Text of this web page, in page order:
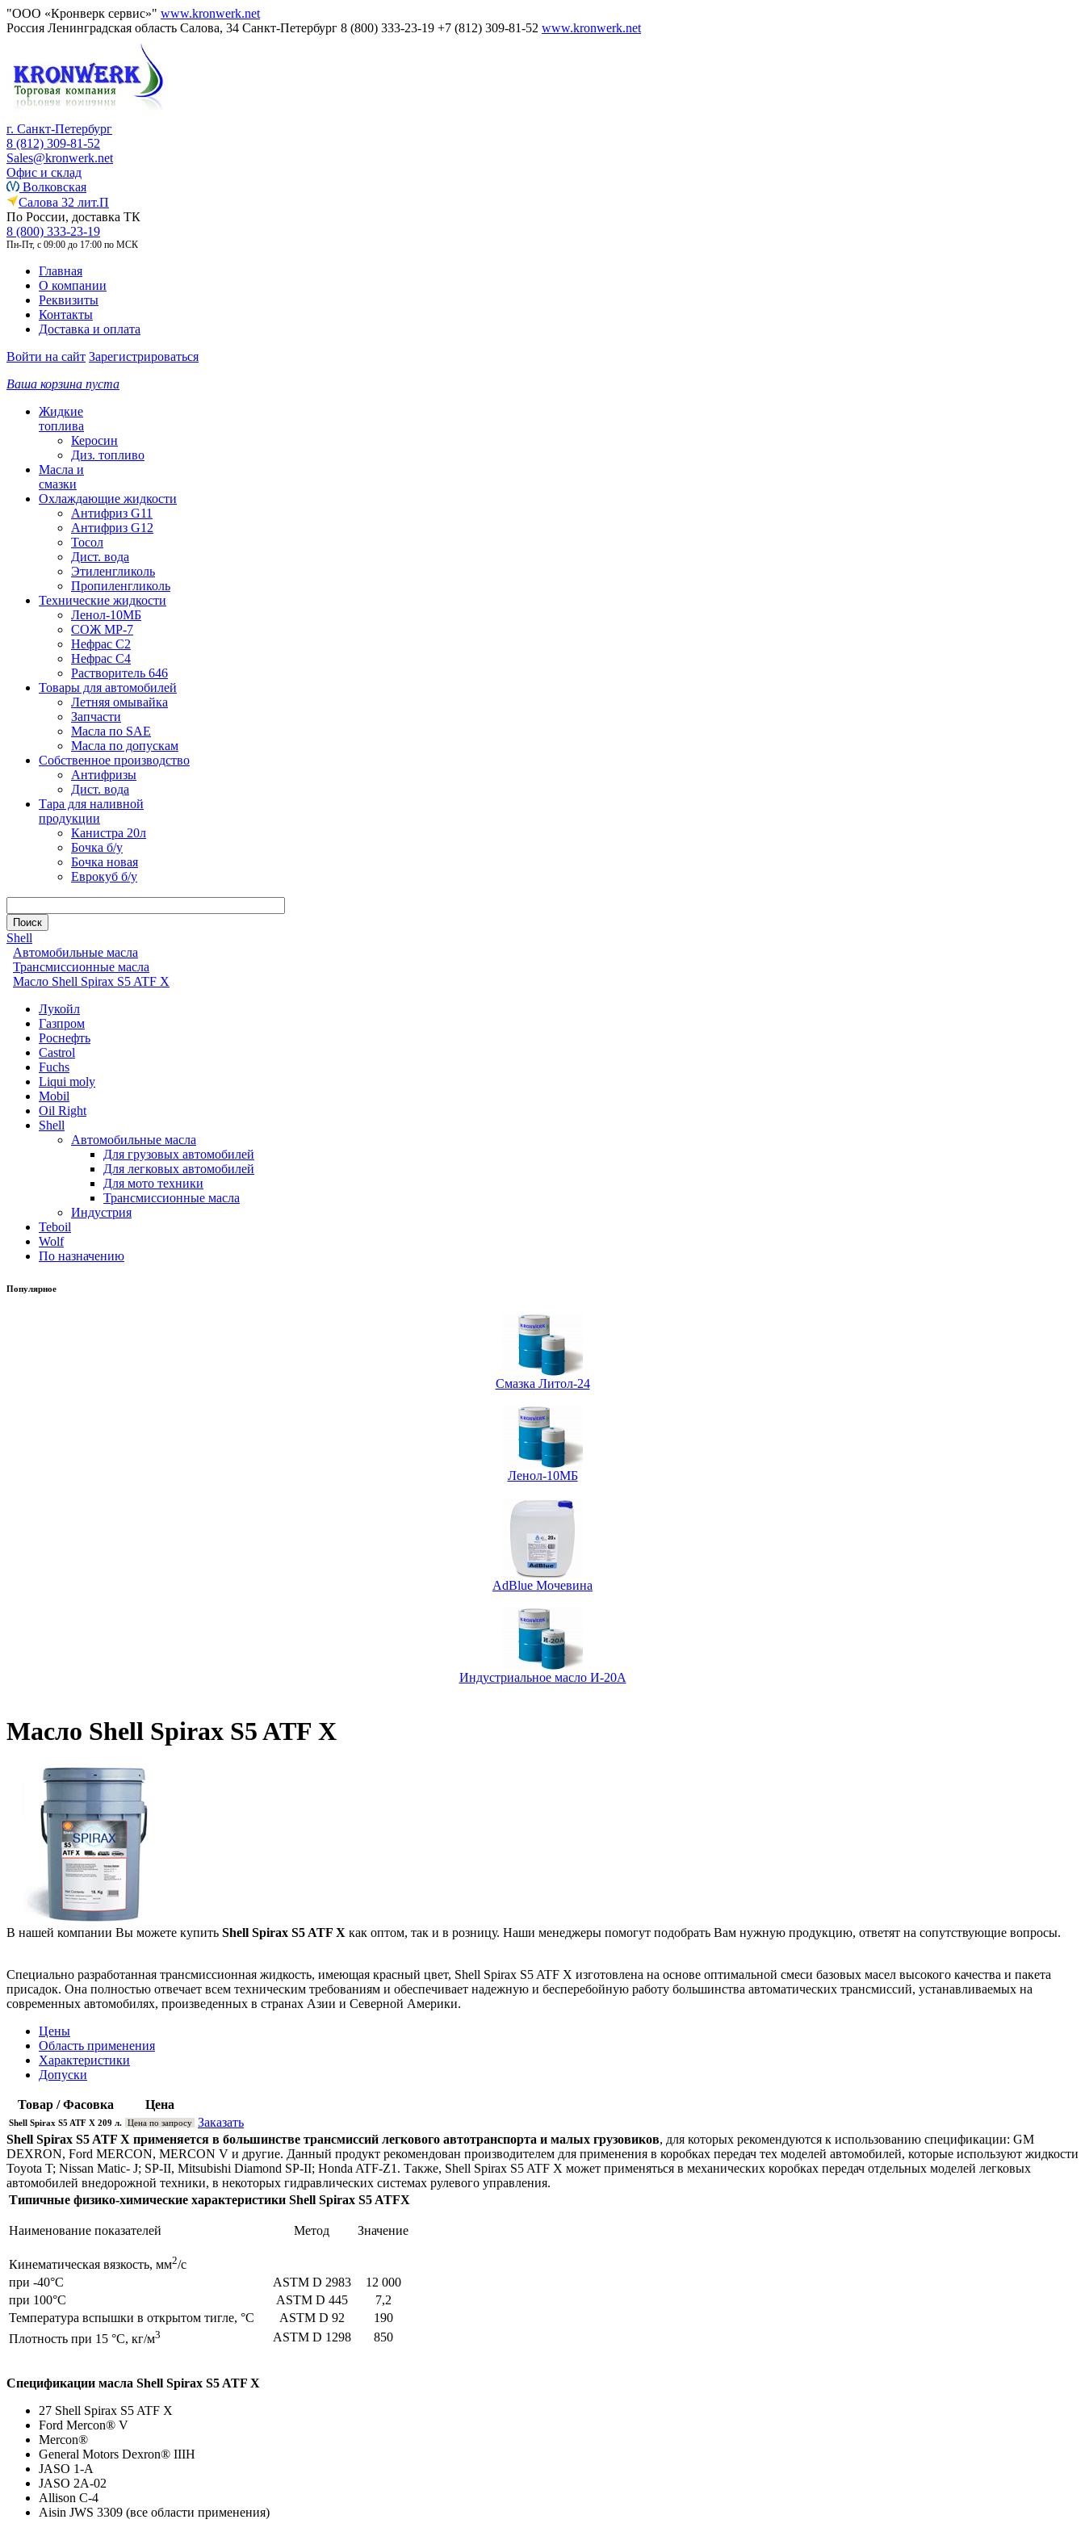
"ООО «Кронверк сервис»" www.kronwerk.net
Россия Ленинградская область Салова, 34 Санкт-Петербург 8 (800) 333-23-19 +7 (812) 309-81-52 www.kronwerk.net
г. Санкт-Петербург
8 (812) 309-81-52
Sales@kronwerk.net
Офис и склад
Волковская
Салова 32 лит.П
По России, доставка ТК
8 (800) 333-23-19
Пн-Пт, с 09:00 до 17:00 по МСК
Главная
О компании
Реквизиты
Контакты
Доставка и оплата
Войти на сайт Зарегистрироваться
Ваша корзина пуста
Жидкие
топлива
Керосин
Диз. топливо
Масла и
смазки
Охлаждающие жидкости
Антифриз G11
Антифриз G12
Тосол
Дист. вода
Этиленгликоль
Пропиленгликоль
Технические жидкости
Ленол-10МБ
СОЖ МР-7
Нефрас С2
Нефрас С4
Растворитель 646
Товары для автомобилей
Летняя омывайка
Запчасти
Масла по SAE
Масла по допускам
Собственное производство
Антифризы
Дист. вода
Тара для наливной
продукции
Канистра 20л
Бочка б/у
Бочка новая
Еврокуб б/у
Shell
Автомобильные масла
Трансмиссионные масла
Масло Shell Spirax S5 ATF X
Лукойл
Газпром
Роснефть
Castrol
Fuchs
Liqui moly
Mobil
Oil Right
Shell
Автомобильные масла
Для грузовых автомобилей
Для легковых автомобилей
Для мото техники
Трансмиссионные масла
Индустрия
Teboil
Wolf
По назначению
Популярное
Смазка Литол-24
Ленол-10МБ
AdBlue Мочевина
Индустриальное масло И-20А
Масло Shell Spirax S5 ATF X
В нашей компании Вы можете купить Shell Spirax S5 ATF X как оптом, так и в розницу. Наши менеджеры помогут подобрать Вам нужную продукцию, ответят на сопутствующие вопросы.
Специально разработанная трансмиссионная жидкость, имеющая красный цвет, Shell Spirax S5 ATF X изготовлена на основе оптимальной смеси базовых масел высокого качества и пакета
присадок. Она полностью отвечает всем техническим требованиям и обеспечивает надежную и бесперебойную работу большинства автоматических трансмиссий, устанавливаемых на
современных автомобилях, произведенных в странах Азии и Северной Америки.
Цены
Область применения
Характеристики
Допуски
Товар / Фасовка Цена
Shell Spirax S5 ATF X 209 л. Цена по запросу Заказать
Shell Spirax S5 ATF X применяется в большинстве трансмиссий легкового автотранспорта и малых грузовиков, для которых рекомендуются к использованию спецификации: GM
DEXRON, Ford MERCON, MERCON V и другие. Данный продукт рекомендован производителем для применения в коробках передач тех моделей автомобилей, которые используют жидкости
Toyota T; Nissan Matic- J; SP-II, Mitsubishi Diamond SP-II; Honda ATF-Z1. Также, Shell Spirax S5 ATF X может применяться в механических коробках передач отдельных моделей легковых
автомобилей внедорожной техники, в некоторых гидравлических системах рулевого управления.
Типичные физико-химические характеристики Shell Spirax S5 ATFX
Наименование показателей Метод Значение
Кинематическая вязкость, мм2/с
при -40°C
ASTM D 2983
12 000
при 100°C
ASTM D 445
7,2
Температура вспышки в открытом тигле, °С
ASTM D 92
190
Плотность при 15 °С, кг/м3 ASTM D 1298 850
Спецификации масла Shell Spirax S5 ATF X
27 Shell Spirax S5 ATF X
Ford Mercon® V
Mercon®
General Motors Dexron® IIIH
JASO 1-A
JASO 2A-02
Allison C-4
Aisin JWS 3309 (все области применения)